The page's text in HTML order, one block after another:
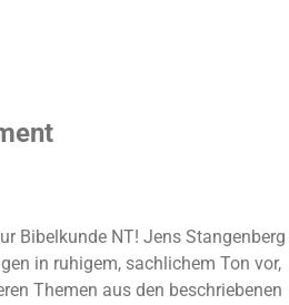
Bibelkunde NT! Jens Stangenberg
in ruhigem, sachlichem Ton vor,
Themen aus den beschriebenen